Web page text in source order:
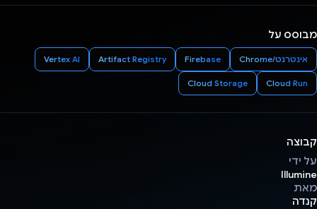
מבוסס על
אינטרנט/Chrome Firebase
Artifact Registry
Vertex AI
Cloud Run
Cloud Storage
קבוצה
על ידי
Illumine
מאת
קנדה